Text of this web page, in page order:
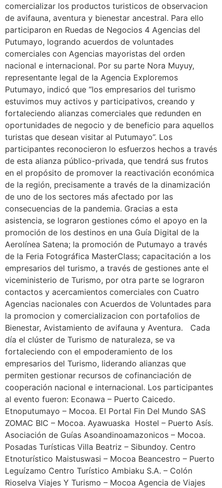
comercializar los productos turisticos de observacion
de avifauna, aventura y bienestar ancestral. Para ello
participaron en Ruedas de Negocios 4 Agencias del
Putumayo, logrando acuerdos de voluntades
comerciales con Agencias mayoristas del orden
nacional e internacional. Por su parte Nora Muyuy,
representante legal de la Agencia Exploremos
Putumayo, indicó que “los empresarios del turismo
estuvimos muy activos y participativos, creando y
fortaleciendo alianzas comerciales que redunden en
oportunidades de negocio y de beneficio para aquellos
turistas que desean visitar al Putumayo”. Los
participantes reconocieron lo esfuerzos hechos a través
de esta alianza público-privada, que tendrá sus frutos
en el propósito de promover la reactivación económica
de la región, precisamente a través de la dinamización
de uno de los sectores más afectado por las
consecuencias de la pandemia. Gracias a esta
asistencia, se lograron gestiones cómo el apoyo en la
promoción de los destinos en una Guía Digital de la
Aerolínea Satena; la promoción de Putumayo a través
de la Feria Fotográfica MasterClass; capacitación a los
empresarios del turismo, a través de gestiones ante el
viceministerio de Turismo, por otra parte se lograron
contactos y acercamientos comerciales con Cuatro
Agencias nacionales con Acuerdos de Voluntades para
la promocion y comercializacion con portafolios de
Bienestar, Avistamiento de avifauna y Aventura. Cada
día el clúster de Turismo de naturaleza, se va
fortaleciendo con el empoderamiento de los
empresarios del Turismo, liderando alianzas que
permiten gestionar recursos de cofinanciación de
cooperación nacional e internacional. Los participantes
al evento fueron: Econawa – Puerto Caicedo.
Etnoputumayo – Mocoa. El Portal Fin Del Mundo SAS
ZOMAC BIC – Mocoa. Ayawuaska Hostel – Puerto Asís.
Asociación de Guías Asoandinoamazonicos – Mocoa.
Posadas Turísticas Villa Beatriz – Sibundoy. Centro
Etnoturístico Maistuswasi – Mocoa Beancestro – Puerto
Leguízamo Centro Turístico Ambiaku S.A. – Colón
Rioselva Viajes Y Turismo – Mocoa Agencia de Viajes